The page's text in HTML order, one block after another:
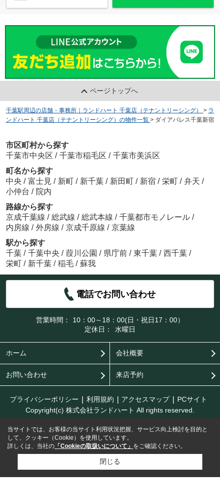
ページトップへ
千葉駅周辺の店舗・事務所｜ランドハート 千葉店（テナントリーシング） > ラ
ンドハート 千葉店（テナントリーシング）の物件一覧 > ダイアパレス千葉新宿
市区町村から探す
千葉市中央区 / 千葉市稲毛区 / 千葉市美浜区
町名から探す
中央 / 富士見 / 新町 / 新千葉 / 新田町 / 新宿 / 栄町 / 弁天 /
小仲台 / 院内
路線から探す
京成千葉線 / 総武線 / 総武本線 / 千葉都市モノレール /
内房線 / 外房線 / 京成千原線 / 京葉線
駅から探す
千葉 / 千葉中央 / 葭川公園 / 県庁前 / 東千葉 / 西千葉 /
栄町 / 新千葉 / 稲毛 / 蘇我
電話でお問い合わせ
営業時間：
10：00～18：00(日・祝日17：00）
定休日：
水曜日
ホーム 会社概要
お問い合わせ 来店予約
プライバシーポリシー 利用規約 アクセスマップ
PCサイト
Copyright(c) 株式会社ランドハート All rights reserved.
当サイトでは、お客様の当サイト利用状況把握、サービス向上検討を目的と
して、クッキー（Cookie）を使用しています。
詳しくは、当社の 「Cookieの取扱いについて」 をご確認ください。
閉じる